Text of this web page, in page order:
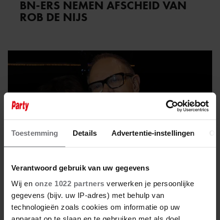
Toestemming Details Advertentie-instellingen
Verantwoord gebruik van uw gegevens
Wij en onze 1022 partners verwerken je persoonlijke
gegevens (bijv. uw IP-adres) met behulp van
technologieën zoals cookies om informatie op uw
BN-ERS NEMEN AFSCHEID VAN
ROB DE NIJS
12 februari 2025